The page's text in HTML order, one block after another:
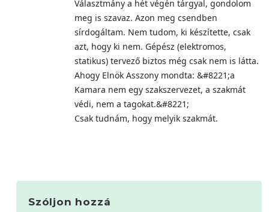
Választmány a hét végén tárgyal, gondolom
meg is szavaz. Azon meg csendben
sírdogáltam. Nem tudom, ki készítette, csak
azt, hogy ki nem. Gépész (elektromos,
statikus) tervező biztos még csak nem is látta.
Ahogy Elnök Asszony mondta: &#8221;a
Kamara nem egy szakszervezet, a szakmát
védi, nem a tagokat.&#8221;
Csak tudnám, hogy melyik szakmát.
Szóljon hozzá